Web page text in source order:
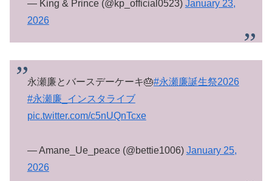
— King & Prince (@kp_official0523) January 23,
2026
永瀬廉とバースデーケーキ🎂#永瀬廉誕生祭2026
#永瀬廉_インスタライブ
pic.twitter.com/c5nUQnTcxe
— Amane_Ue_peace (@bettie1006) January 25,
2026